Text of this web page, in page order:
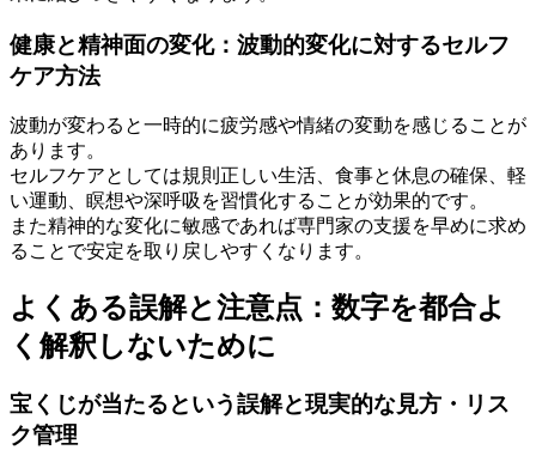
健康と精神面の変化：波動的変化に対するセルフ
ケア方法
波動が変わると一時的に疲労感や情緒の変動を感じることが
あります。
セルフケアとしては規則正しい生活、食事と休息の確保、軽
い運動、瞑想や深呼吸を習慣化することが効果的です。
また精神的な変化に敏感であれば専門家の支援を早めに求め
ることで安定を取り戻しやすくなります。
よくある誤解と注意点：数字を都合よ
く解釈しないために
宝くじが当たるという誤解と現実的な見方・リス
ク管理